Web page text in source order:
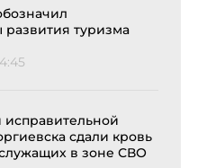
развития туризма
исправительной
сдали кровь
в зоне СВО